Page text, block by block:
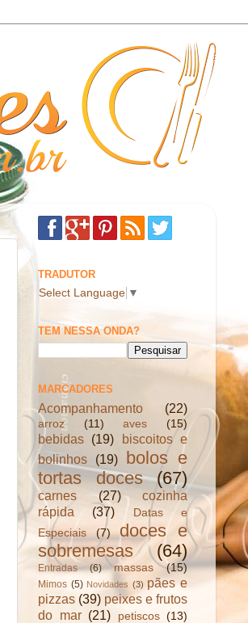
TRADUTOR
Select Language ▼
TEM NESSA ONDA?
MARCADORES
Acompanhamento (22)
arroz (11) aves (15)
bebidas (19)
biscoitos e
bolinhos
(19)
bolos e
tortas doces
(67)
carnes (27)
cozinha
rápida
(37)
Datas e
Especiais
(7)
doces e
sobremesas
(64)
Entradas (6) massas (15)
Mimos (5) Novidades (3) pães e
pizzas (39) peixes e frutos
do mar (21) petiscos (13)